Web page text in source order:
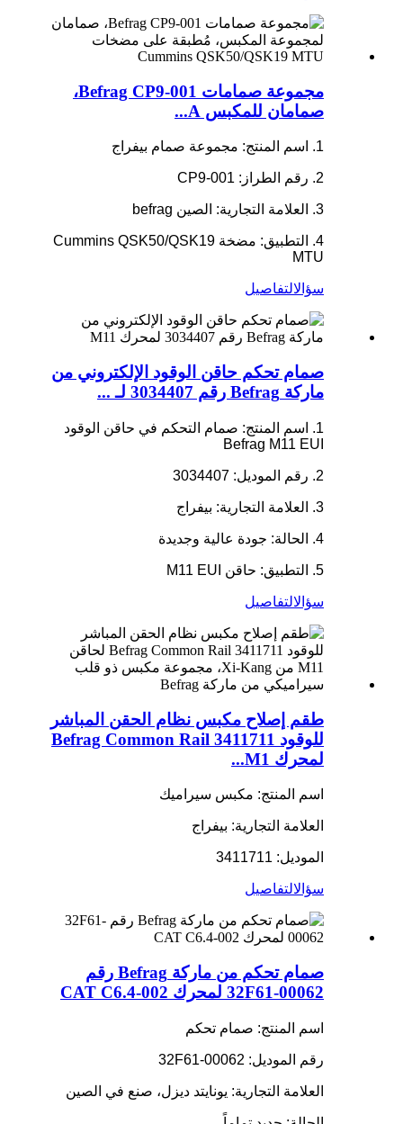
مجموعة صمامات Befrag CP9-001،
صمامان للمكبس A...
1. اسم المنتج: مجموعة صمام بيفراج
2. رقم الطراز: CP9-001
3. العلامة التجارية: الصين befrag
4. التطبيق: مضخة Cummins QSK50/QSK19
MTU
سؤالالتفاصيل
صمام تحكم حاقن الوقود الإلكتروني من
ماركة Befrag رقم 3034407 لـ ...
1. اسم المنتج: صمام التحكم في حاقن الوقود
Befrag M11 EUI
2. رقم الموديل: 3034407
3. العلامة التجارية: بيفراج
4. الحالة: جودة عالية وجديدة
5. التطبيق: حاقن M11 EUI
سؤالالتفاصيل
طقم إصلاح مكبس نظام الحقن المباشر
للوقود Befrag Common Rail 3411711
لمحرك M1...
اسم المنتج: مكبس سيراميك
العلامة التجارية: بيفراج
الموديل: 3411711
سؤالالتفاصيل
صمام تحكم من ماركة Befrag رقم
32F61-00062 لمحرك CAT C6.4-002
اسم المنتج: صمام تحكم
رقم الموديل: 32F61-00062
العلامة التجارية: يونايتد ديزل، صنع في الصين